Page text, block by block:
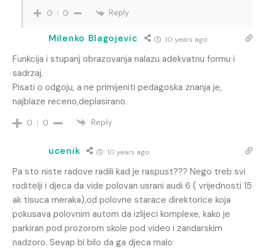
0 0 Reply
Milenko Blagojevic 10 years ago
Funkcija i stupanj obrazovanja nalazu adekvatnu formu i
sadrzaj.
Pisati o odgoju, a ne primijeniti pedagoska znanja je,
najblaze receno,deplasirano.
0 0 Reply
ucenik 10 years ago
Pa sto niste radove radili kad je raspust??? Nego treb svi
roditelji i djeca da vide polovan usrani audi 6 ( vrijednosti 15
ak tisuca meraka),od polovne starace direktorice koja
pokusava polovnim autom da izlijeci komplexe, kako je
parkiran pod prozorom skole pod video i zandarskim
nadzoro. Sevap bi bilo da ga djeca malo